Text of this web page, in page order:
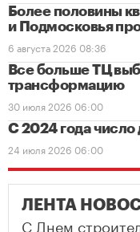
Более половины
и Подмосковья
6 августа 2026 08:36
Все больше ТЦ
трансформацию
30 июля 2026 06:00
С 2024 года число
24 июля 2026 06:00
ЛЕНТА
С Днем